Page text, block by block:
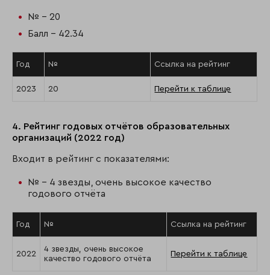
№ - 20
Балл - 42.34
Год № Ссылка на рейтинг
2023 20 Перейти к таблице
4. Рейтинг годовых отчётов образовательных
организаций (2022 год)
Входит в рейтинг с показателями:
№ - 4 звезды, очень высокое качество
годового отчёта
Год № Ссылка на рейтинг
2022
4 звезды, очень высокое
качество годового отчёта
Перейти к таблице